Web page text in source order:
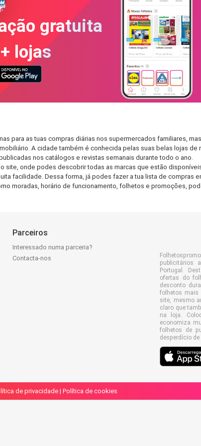
gratuita
lojas
para as tuas compras diárias nos supermercados familiares,
A cidade também é conhecida pelas suas belas lojas de
nos catálogos e revistas semanais durante todo o ano.
onde podes descobrir todas as marcas que estão
facilidade. Dessa forma, já podes fazer a tua lista de compras
moradas, horário de funcionamento, folhetos e promoções,
Parceiros
Interessado numa parceria?
Contacta-nos
publicitários
Portugal.
ofertas do
desconto
folhetos mais
site, mesmo
claro que
na loja.
economiza
folhetos de
desperdício
de privacidade| Política de cookies